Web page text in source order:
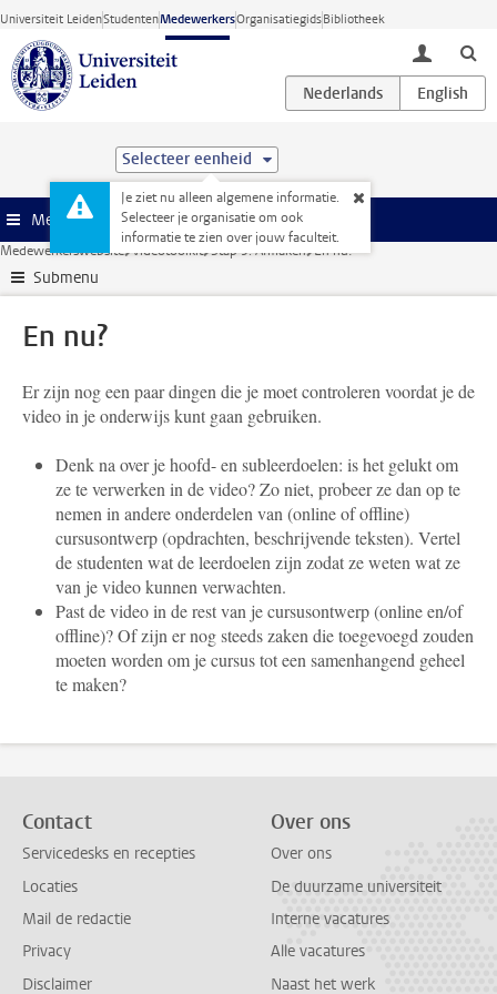
Ga direct naar de inhoud
Universiteit LeidenStudentenMedewerkersOrganisatiegidsBibliotheek
toggle
Selecteer eenheid
Je ziet nu alleen algemene informatie.
Selecteer je organisatie om ook
informatie te zien over jouw faculteit.
Menu
Medewerkerswebsite Videotoolkit Stap 5: Afmaken En nu?
Submenu
En nu?
Er zijn nog een paar dingen die je moet controleren voordat je de
video in je onderwijs kunt gaan gebruiken.
Denk na over je hoofd- en subleerdoelen: is het gelukt om
ze te verwerken in de video? Zo niet, probeer ze dan op te
nemen in andere onderdelen van (online of offline)
cursusontwerp (opdrachten, beschrijvende teksten). Vertel
de studenten wat de leerdoelen zijn zodat ze weten wat ze
van je video kunnen verwachten.
Past de video in de rest van je cursusontwerp (online en/of
offline)? Of zijn er nog steeds zaken die toegevoegd zouden
moeten worden om je cursus tot een samenhangend geheel
te maken?
Contact
Servicedesks en recepties
Locaties
Mail de redactie
Privacy
Disclaimer
Over ons
Over ons
De duurzame universiteit
Interne vacatures
Alle vacatures
Naast het werk